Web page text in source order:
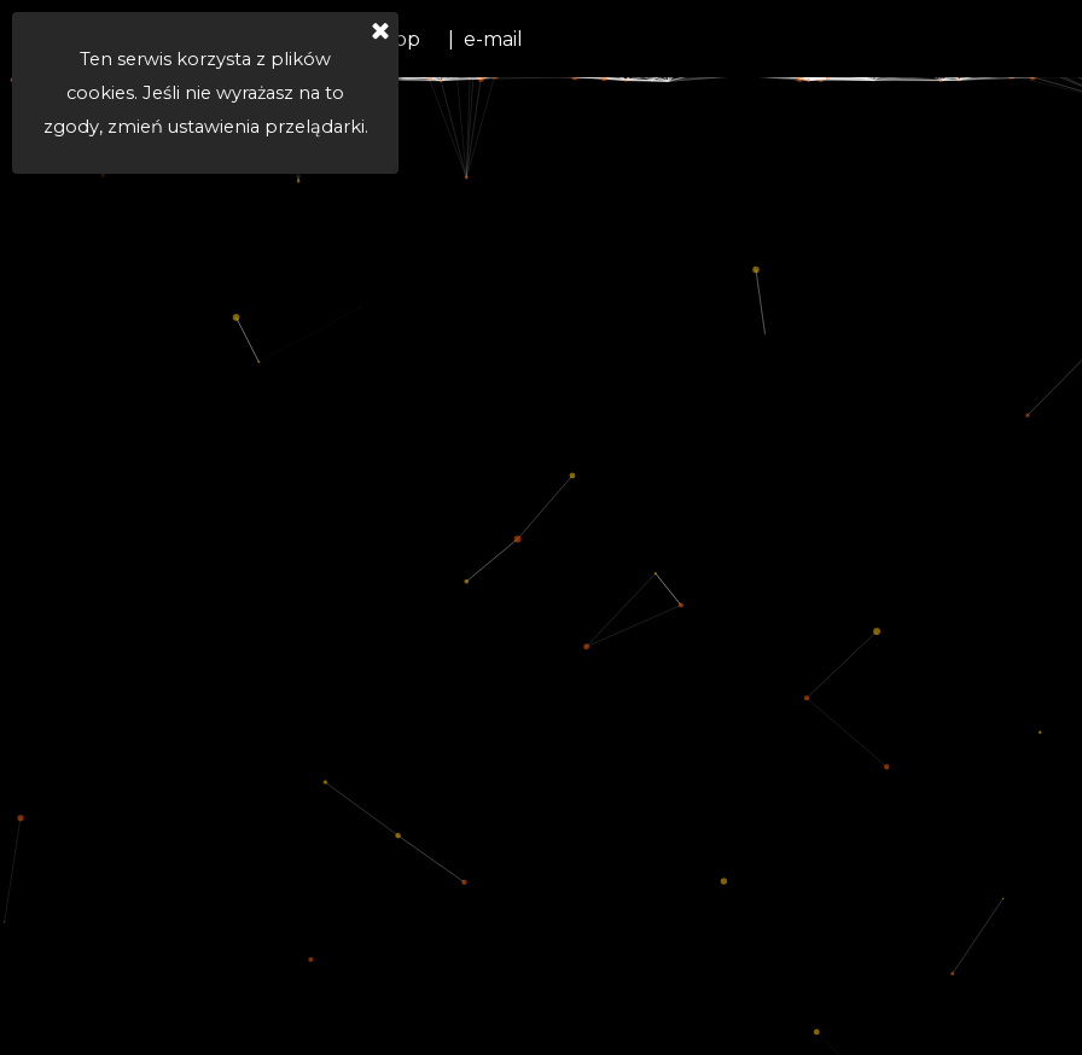
|  WhatsApp |  e-mail
Ten serwis korzysta z plików
cookies. Jeśli nie wyrażasz na to
zgody, zmień ustawienia przelądarki.